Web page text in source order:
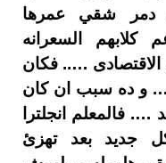
شقي عمرها
السعرانه
….. فكان
ده سبب ان كان
انجلترا
بعد تهزئ